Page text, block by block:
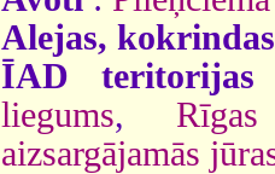
Alejas, kokrindas
ĪAD teritorijas
liegums,
aizsargājamās